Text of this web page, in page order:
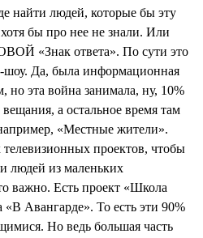
найти людей, которые бы эту
бы про нее не знали. Или
«Знак ответа». По сути это
шоу. Да, была информационная
но эта война занимала, ну, 10%
а остальное время там
«Местные жители».
проектов, чтобы
людей из маленьких
важно. Есть проект «Школа
«В Авангарде». То есть эти 90%
Но ведь большая часть